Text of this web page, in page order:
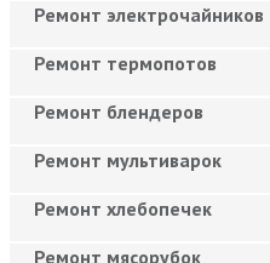
Ремонт электрочайников
Ремонт термопотов
Ремонт блендеров
Ремонт мультиварок
Ремонт хлебопечек
Ремонт мясорубок